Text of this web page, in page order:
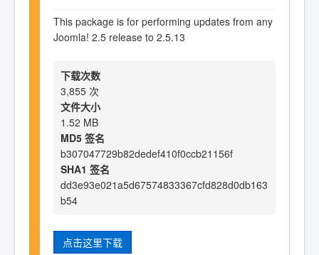
This package is for performing updates from any
Joomla! 2.5 release to 2.5.13
下载次数
3,855 次
文件大小
1.52 MB
MD5 签名
b307047729b82dedef410f0ccb21156f
SHA1 签名
dd3e93e021a5d67574833367cfd828d0db163
b54
点击这里下载